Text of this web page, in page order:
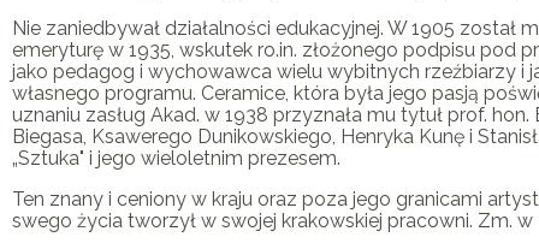
Nie zaniedbywał działalności edukacyjnej. W 1905
emeryturę w 1935, wskutek ro.in. złożonego podpisu pod
jako pedagog i wychowawca wielu wybitnych rzeźbiarzy i
własnego programu. Ceramice, która była jego pasją
uznaniu zasług Akad. w 1938 przyznała mu tytuł prof.
Biegasa, Ksawerego Dunikowskiego, Henryka Kunę i
„Sztuka" i jego wieloletnim prezesem.
Ten znany i ceniony w kraju oraz poza jego granicami
swego życia tworzył w swojej krakowskiej pracowni. Zm.